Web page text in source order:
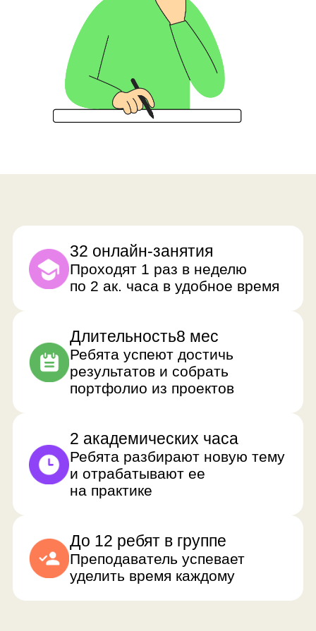
портфолио из проектов
2 академических часа
Ребята разбирают новую тему
и отрабатывают ее
на практике
уделить время каждому